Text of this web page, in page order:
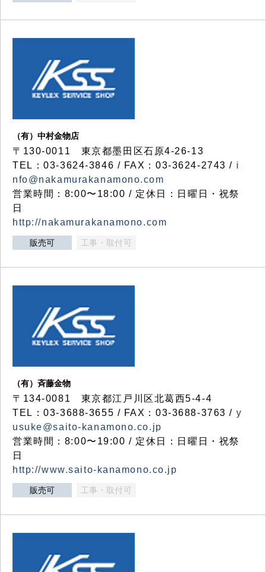
（有）中村金物店
〒130-0011 東京都墨田区石原4-26-13
TEL：03-3624-3846 / FAX：03-3624-2743 / i
nfo@nakamurakanamono.com
営業時間：8:00〜18:00 / 定休日：日曜日・祝祭
日
http://nakamurakanamono.com
販売可 工事・取付可
（有）斉藤金物
〒134-0081 東京都江戸川区北葛西5-4-4
TEL：03-3688-3655 / FAX：03-3688-3763 / y
usuke@saito-kanamono.co.jp
営業時間：8:00〜19:00 / 定休日：日曜日・祝祭
日
http://www.saito-kanamono.co.jp
販売可 工事・取付可